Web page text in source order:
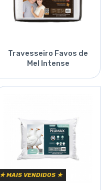
Travesseiro Favos de
Mel Intense
★ MAIS VENDIDOS ★